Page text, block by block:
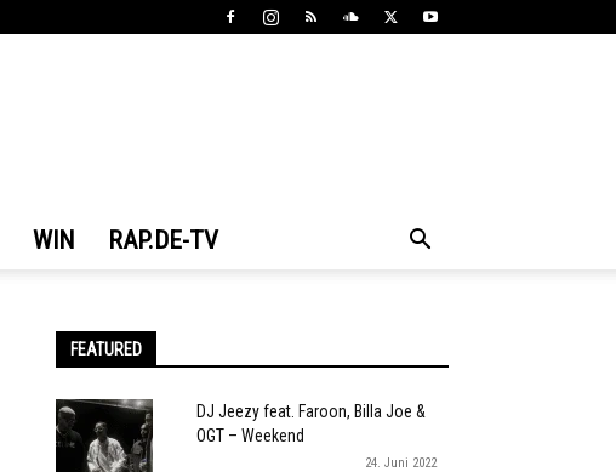
WIN RAP.DE-TV
FEATURED
DJ Jeezy feat. Faroon, Billa Joe &
OGT – Weekend
24. Juni 2022